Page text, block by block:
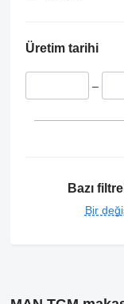
Üretim tarihi
–
Bazı
Bir